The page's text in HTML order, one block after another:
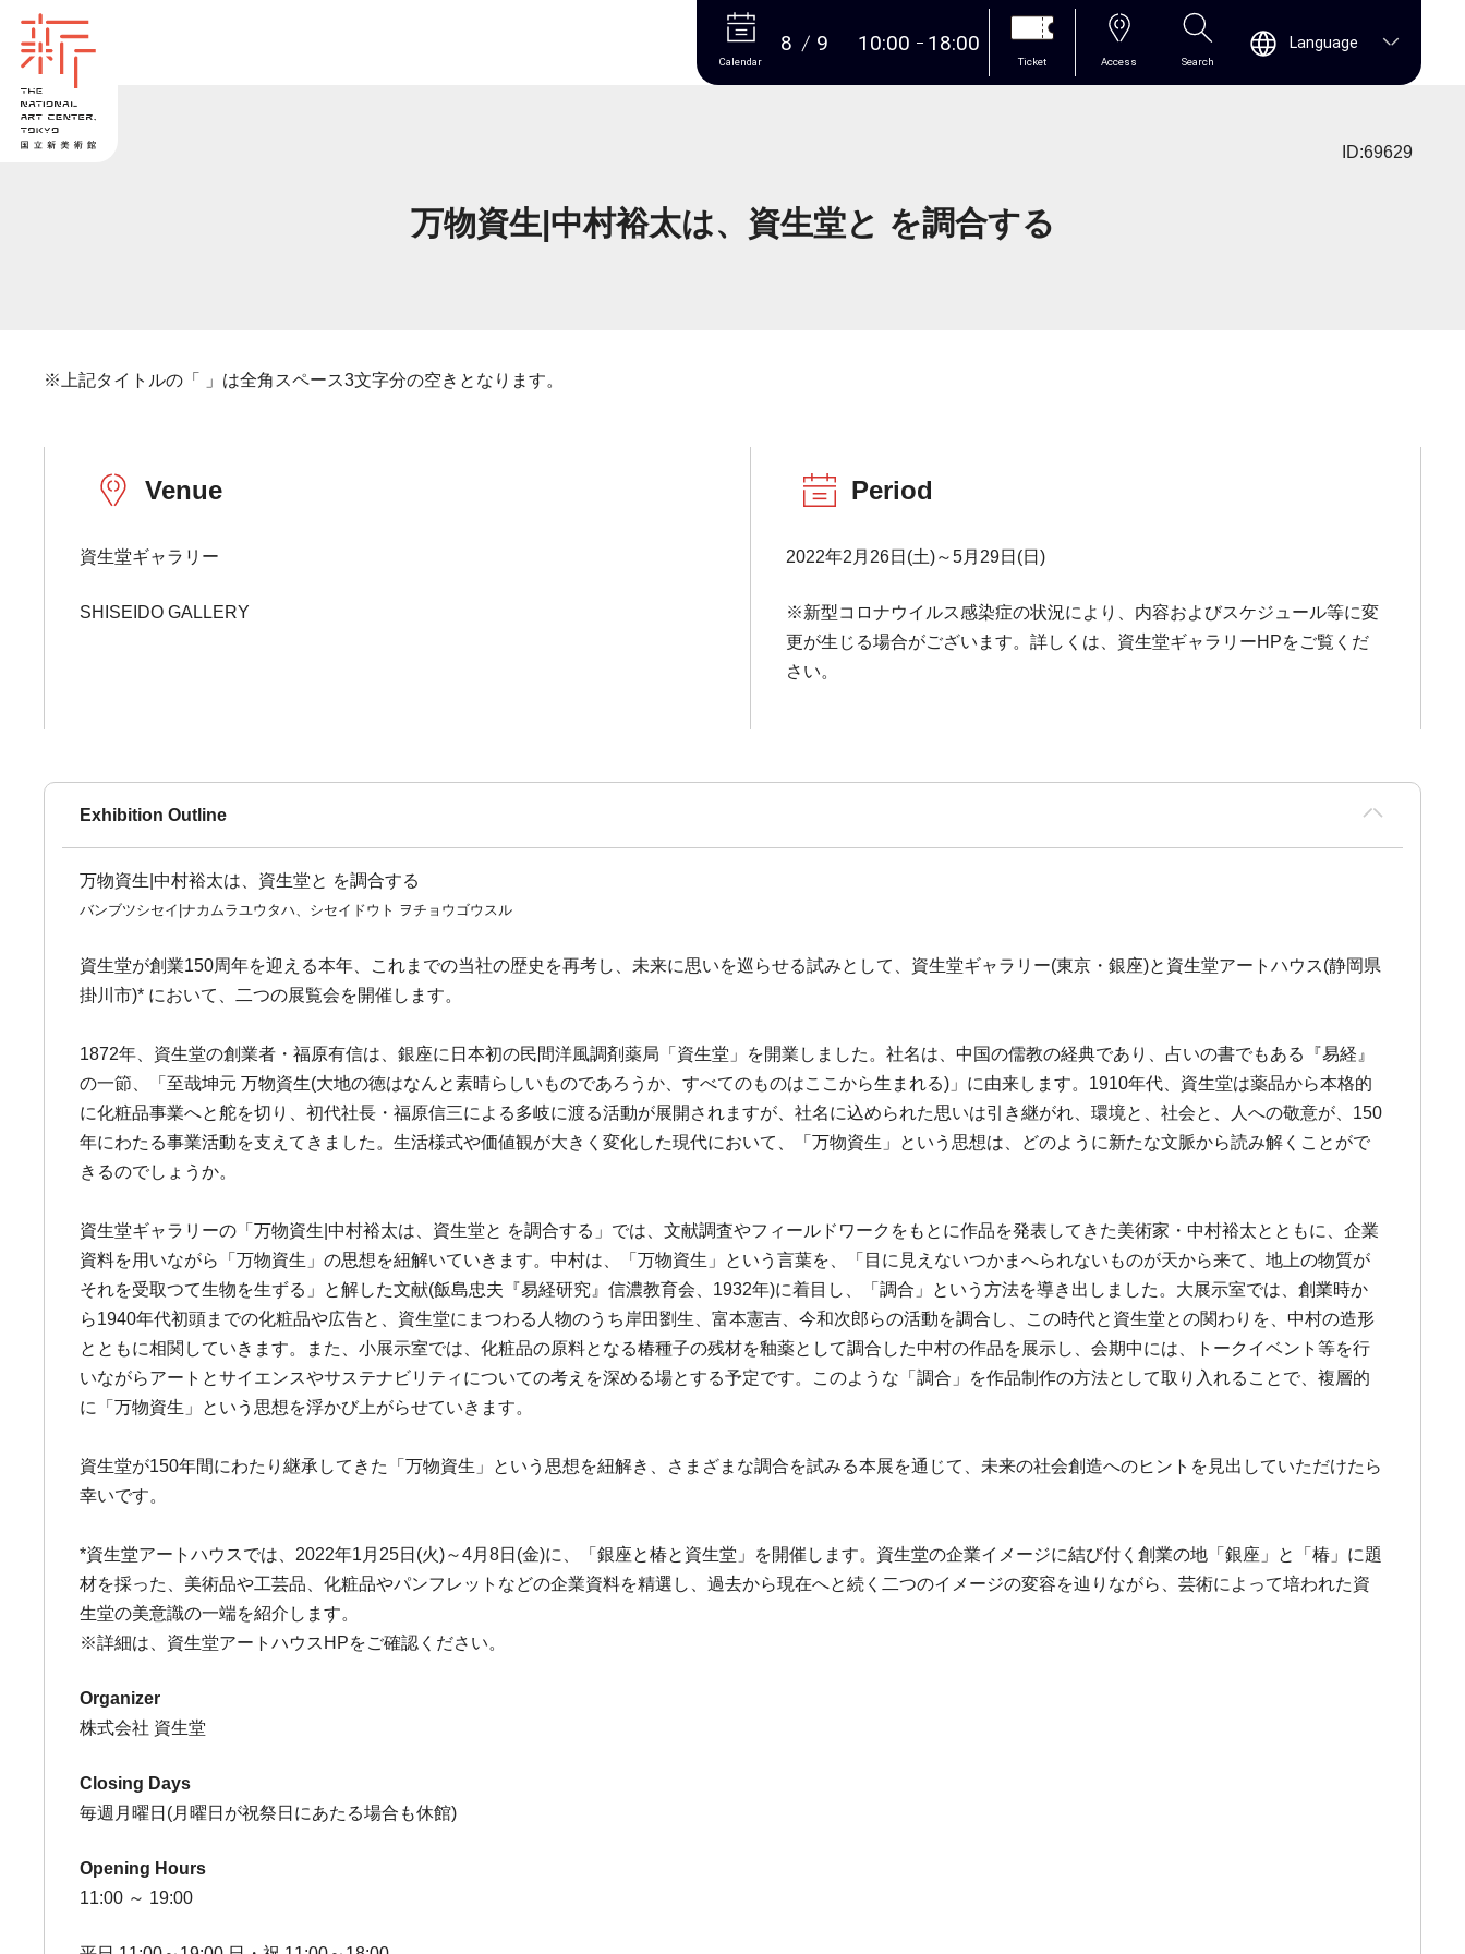
More
Calendar
8 9 10:00 18:00
Ticket Access Search
Language
ID:69629
万物資生|中村裕太は、資生堂と を調合する
※上記タイトルの「 」は全角スペース3文字分の空きとなります。
Venue
資生堂ギャラリー
SHISEIDO GALLERY
Period
2022年2月26日(土)～5月29日(日)
※新型コロナウイルス感染症の状況により、内容およびスケジュール等に変
更が生じる場合がございます。詳しくは、資生堂ギャラリーHPをご覧くだ
さい。
Exhibition Outline
万物資生|中村裕太は、資生堂と を調合する
バンブツシセイ|ナカムラユウタハ、シセイドウト ヲチョウゴウスル
資生堂が創業150周年を迎える本年、これまでの当社の歴史を再考し、未来に思いを巡らせる試みとして、資生堂ギャラリー(東京・銀座)と資生堂アートハウス(静岡県
掛川市)* において、二つの展覧会を開催します。
1872年、資生堂の創業者・福原有信は、銀座に日本初の民間洋風調剤薬局「資生堂」を開業しました。社名は、中国の儒教の経典であり、占いの書でもある『易経』
の一節、「至哉坤元 万物資生(大地の徳はなんと素晴らしいものであろうか、すべてのものはここから生まれる)」に由来します。1910年代、資生堂は薬品から本格的
に化粧品事業へと舵を切り、初代社長・福原信三による多岐に渡る活動が展開されますが、社名に込められた思いは引き継がれ、環境と、社会と、人への敬意が、150
年にわたる事業活動を支えてきました。生活様式や価値観が大きく変化した現代において、「万物資生」という思想は、どのように新たな文脈から読み解くことがで
きるのでしょうか。
資生堂ギャラリーの「万物資生|中村裕太は、資生堂と を調合する」では、文献調査やフィールドワークをもとに作品を発表してきた美術家・中村裕太とともに、企業
資料を用いながら「万物資生」の思想を紐解いていきます。中村は、「万物資生」という言葉を、「目に見えないつかまへられないものが天から来て、地上の物質が
それを受取つて生物を生ずる」と解した文献(飯島忠夫『易経研究』信濃教育会、1932年)に着目し、「調合」という方法を導き出しました。大展示室では、創業時か
ら1940年代初頭までの化粧品や広告と、資生堂にまつわる人物のうち岸田劉生、富本憲吉、今和次郎らの活動を調合し、この時代と資生堂との関わりを、中村の造形
とともに相関していきます。また、小展示室では、化粧品の原料となる椿種子の残材を釉薬として調合した中村の作品を展示し、会期中には、トークイベント等を行
いながらアートとサイエンスやサステナビリティについての考えを深める場とする予定です。このような「調合」を作品制作の方法として取り入れることで、複層的
に「万物資生」という思想を浮かび上がらせていきます。
資生堂が150年間にわたり継承してきた「万物資生」という思想を紐解き、さまざまな調合を試みる本展を通じて、未来の社会創造へのヒントを見出していただけたら
幸いです。
*資生堂アートハウスでは、2022年1月25日(火)～4月8日(金)に、「銀座と椿と資生堂」を開催します。資生堂の企業イメージに結び付く創業の地「銀座」と「椿」に題
材を採った、美術品や工芸品、化粧品やパンフレットなどの企業資料を精選し、過去から現在へと続く二つのイメージの変容を辿りながら、芸術によって培われた資
生堂の美意識の一端を紹介します。
※詳細は、資生堂アートハウスHPをご確認ください。
Organizer
株式会社 資生堂
Closing Days
毎週月曜日(月曜日が祝祭日にあたる場合も休館)
Opening Hours
11:00 ～ 19:00